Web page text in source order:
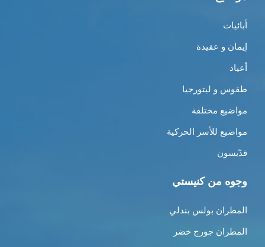
أبائيات
إيمان و عقيدة
أعياد
طقوس و ليتورجيا
مواضيع مختلفة
مواضيع للأسر الحركية
قدّيسون
وجوه من كنيستي
المطران بولس بندلي
المطران جورج خضر